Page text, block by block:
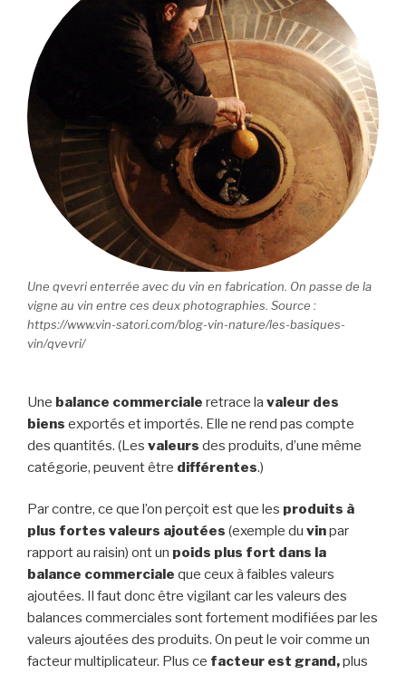
Une qvevri enterrée avec du vin en fabrication. On passe de la
vigne au vin entre ces deux photographies. Source :
https://www.vin-satori.com/blog-vin-nature/les-basiques-
vin/qvevri/
Une balance commerciale retrace la valeur des
biens exportés et importés. Elle ne rend pas compte
des quantités. (Les valeurs des produits, d’une même
catégorie, peuvent être différentes.)
Par contre, ce que l’on perçoit est que les produits à
plus fortes valeurs ajoutées (exemple du vinpar
rapport au raisin) ont un poids plus fort dans la
balance commerciale que ceux à faibles valeurs
ajoutées. Il faut donc être vigilant car les valeurs des
balances commerciales sont fortement modifiées par les
valeurs ajoutées des produits. On peut le voir comme un
facteur multiplicateur. Plus ce facteur est grand,plus